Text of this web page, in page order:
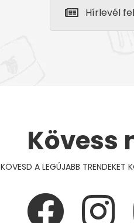
Hírlevél
Kövess
KÖVESD A LEGÚJABB TRENDEKET